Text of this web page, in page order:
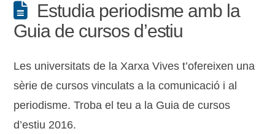
Estudia periodisme amb la
Guia de cursos d’estiu
Les universitats de la Xarxa Vives t’ofereixen una
sèrie de cursos vinculats a la comunicació i al
periodisme. Troba el teu a la Guia de cursos
d’estiu 2016.